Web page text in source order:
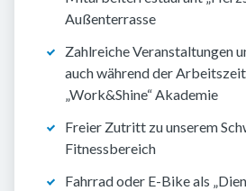
Außenterrasse
Zahlreiche Veranstaltungen
auch während der
„Work&Shine“ Akademie
Freier Zutritt zu unserem
Fitnessbereich
Fahrrad oder E-Bike als